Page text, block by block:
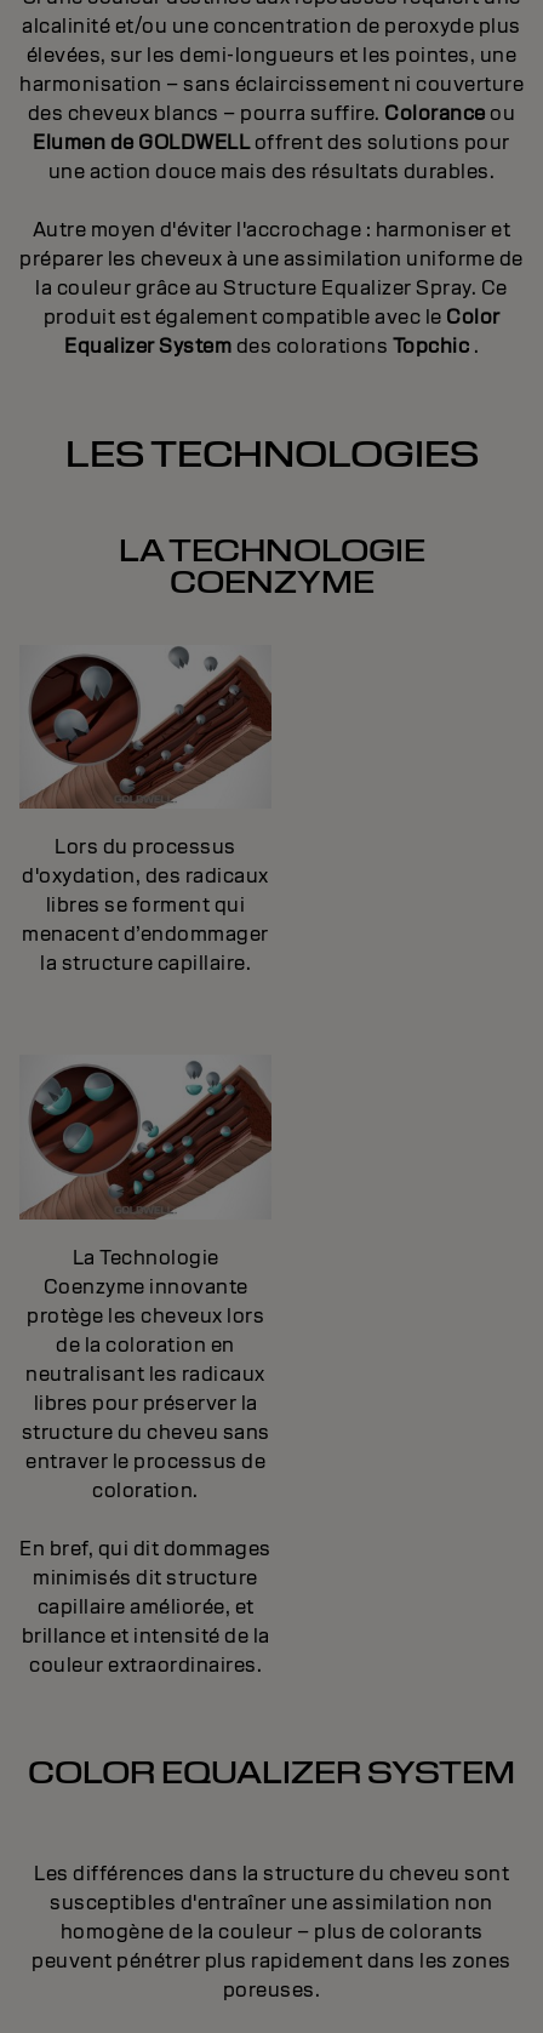
alcalinité et/ou une concentration de peroxyde plus
élevées, sur les demi-longueurs et les pointes, une
harmonisation – sans éclaircissement ni couverture
des cheveux blancs – pourra suffire. Colorance ou
Elumen de GOLDWELLoffrent des solutions pour
une action douce mais des résultats durables.
Autre moyen d'éviter l'accrochage : harmoniser et
préparer les cheveux à une assimilation uniforme de
la couleur grâce au Structure Equalizer Spray. Ce
produit est également compatible avec le Color
Equalizer System des colorations Topchic .
LES TECHNOLOGIES
LA TECHNOLOGIE
COENZYME
Lors du processus
d'oxydation, des radicaux
libres se forment qui
menacent d’endommager
la structure capillaire.
La Technologie
Coenzyme innovante
protège les cheveux lors
de la coloration en
neutralisant les radicaux
libres pour préserver la
structure du cheveu sans
entraver le processus de
coloration.
En bref, qui dit dommages
minimisés dit structure
capillaire améliorée, et
brillance et intensité de la
couleur extraordinaires.
COLOR EQUALIZER SYSTEM
Les différences dans la structure du cheveu sont
susceptibles d'entraîner une assimilation non
homogène de la couleur – plus de colorants
peuvent pénétrer plus rapidement dans les zones
poreuses.